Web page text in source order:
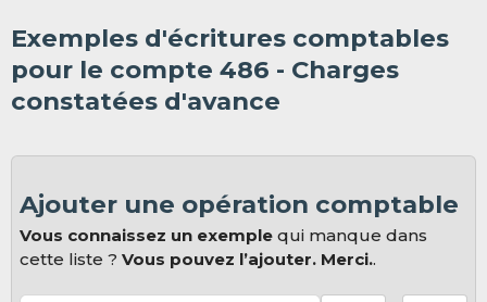
Exemples d'écritures comptables
pour le compte 486 - Charges
constatées d'avance
Ajouter une opération comptable
Vous connaissez un exemple qui manque dans
cette liste ?Vous pouvez l’ajouter. Merci..